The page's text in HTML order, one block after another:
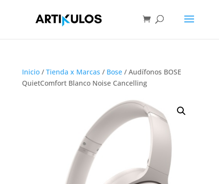
Inicio/ Tienda x Marcas / Bose/ Audífonos BOSE
QuietComfort Blanco Noise Cancelling